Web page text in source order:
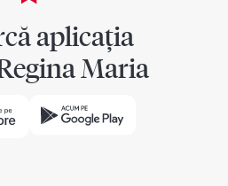
aplicația
Maria